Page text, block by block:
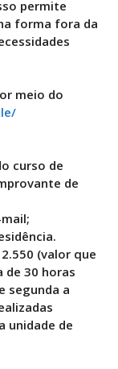
permite
forma fora da
meio do
curso de
de
(valor que
de 30 horas
segunda a
unidade de